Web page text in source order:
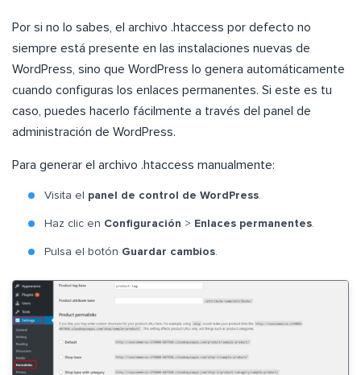
Por si no lo sabes, el archivo .htaccess por defecto no
siempre está presente en las instalaciones nuevas de
WordPress, sino que WordPress lo genera automáticamente
cuando configuras los enlaces permanentes. Si este es tu
caso, puedes hacerlo fácilmente a través del panel de
administración de WordPress.
Para generar el archivo .htaccess manualmente:
Visita el panel de control de WordPress
Haz clic en Configuración > Enlaces permanentes
Pulsa el botón Guardar cambios